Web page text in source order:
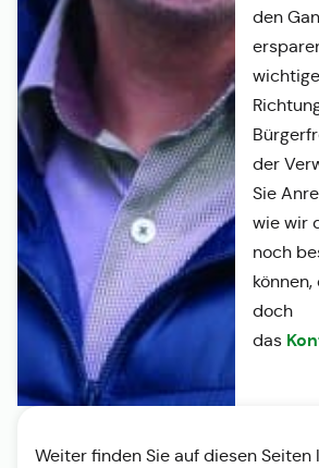
den
der
Sie
wie wir
noch
doch
das
Weiter finden Sie auf diesen Seiten